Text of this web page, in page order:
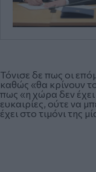
Τόνισε δε πως οι
καθώς «θα κρίνουν
πως «η χώρα δεν
ευκαιρίες, ούτε να
έχει στο τιμόνι της